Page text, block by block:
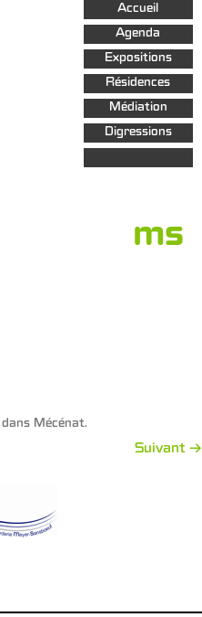
Aller au
contenu
principal
Accueil
Agenda
Expositions
Résidences
Médiation
Digressions
ms
dans Mécénat.
Suivant →